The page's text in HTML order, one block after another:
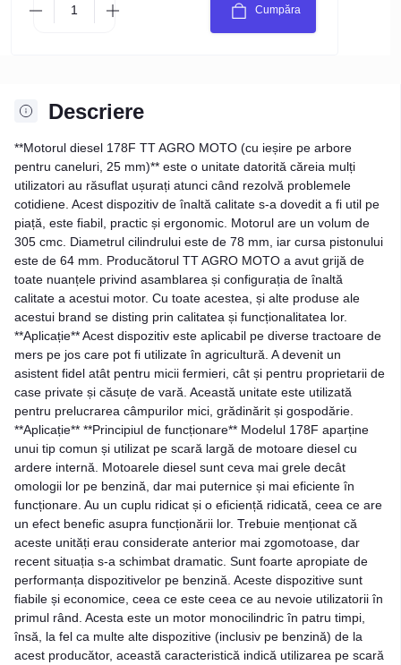
Cumpăra
Descriere
**Motorul diesel 178F TT AGRO MOTO (cu ieșire pe arbore
pentru caneluri, 25 mm)** este o unitate datorită căreia mulți
utilizatori au răsuflat ușurați atunci când rezolvă problemele
cotidiene. Acest dispozitiv de înaltă calitate s-a dovedit a fi util pe
piață, este fiabil, practic și ergonomic. Motorul are un volum de
305 cmc. Diametrul cilindrului este de 78 mm, iar cursa pistonului
este de 64 mm. Producătorul TT AGRO MOTO a avut grijă de
toate nuanțele privind asamblarea și configurația de înaltă
calitate a acestui motor. Cu toate acestea, și alte produse ale
acestui brand se disting prin calitatea și funcționalitatea lor.
**Aplicație** Acest dispozitiv este aplicabil pe diverse tractoare de
mers pe jos care pot fi utilizate în agricultură. A devenit un
asistent fidel atât pentru micii fermieri, cât și pentru proprietarii de
case private și căsuțe de vară. Această unitate este utilizată
pentru prelucrarea câmpurilor mici, grădinărit și gospodărie.
**Aplicație** **Principiul de funcționare** Modelul 178F aparține
unui tip comun și utilizat pe scară largă de motoare diesel cu
ardere internă. Motoarele diesel sunt ceva mai grele decât
omologii lor pe benzină, dar mai puternice și mai eficiente în
funcționare. Au un cuplu ridicat și o eficiență ridicată, ceea ce are
un efect benefic asupra funcționării lor. Trebuie menționat că
aceste unități erau considerate anterior mai zgomotoase, dar
recent situația s-a schimbat dramatic. Sunt foarte apropiate de
performanța dispozitivelor pe benzină. Aceste dispozitive sunt
fiabile și economice, ceea ce este ceea ce au nevoie utilizatorii în
primul rând. Acesta este un motor monocilindric în patru timpi,
însă, la fel ca multe alte dispozitive (inclusiv pe benzină) de la
acest producător, această caracteristică indică utilizarea pe scară